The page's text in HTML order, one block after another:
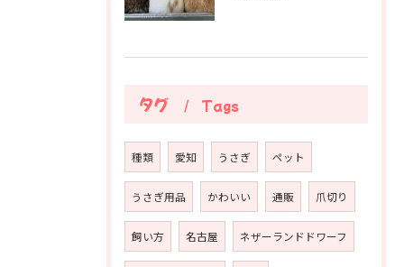
タグ Tags
種類 愛知 うさぎ ペット
うさぎ用品 かわいい 通販 爪切り
飼い方 名古屋 ネザーランドドワーフ